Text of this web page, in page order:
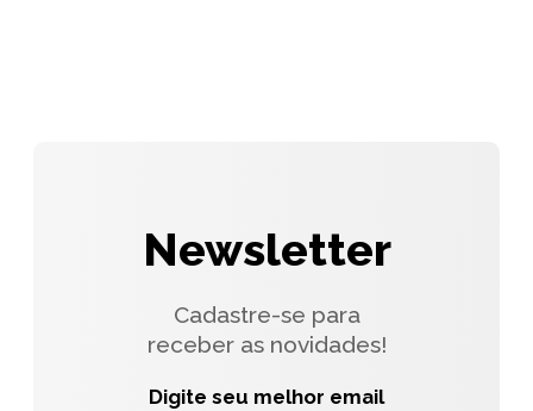
Newsletter
Cadastre-se para
receber as novidades!
Digite seu melhor email